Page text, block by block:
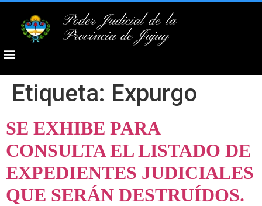
Poder Judicial de la
Provincia de Jujuy
Etiqueta: Expurgo
SE EXHIBE PARA
CONSULTA EL LISTADO DE
EXPEDIENTES JUDICIALES
QUE SERÁN DESTRUÍDOS.